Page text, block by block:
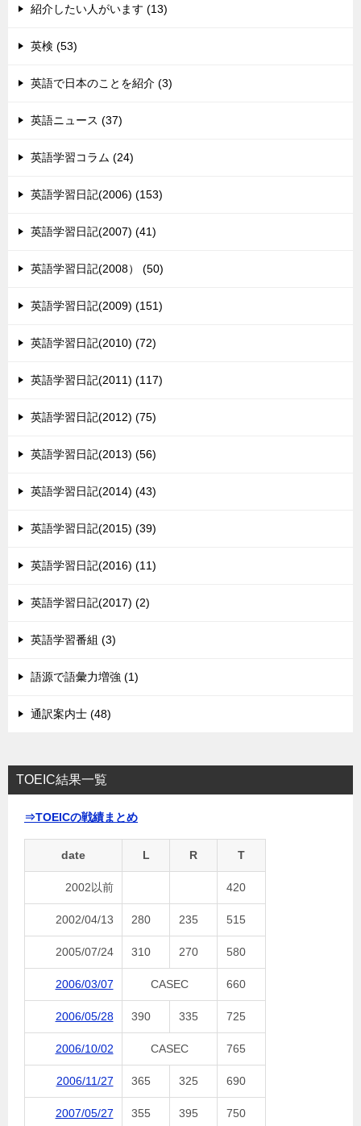
紹介したい人がいます (13)
英検 (53)
英語で日本のことを紹介 (3)
英語ニュース (37)
英語学習コラム (24)
英語学習日記(2006) (153)
英語学習日記(2007) (41)
英語学習日記(2008） (50)
英語学習日記(2009) (151)
英語学習日記(2010) (72)
英語学習日記(2011) (117)
英語学習日記(2012) (75)
英語学習日記(2013) (56)
英語学習日記(2014) (43)
英語学習日記(2015) (39)
英語学習日記(2016) (11)
英語学習日記(2017) (2)
英語学習番組 (3)
語源で語彙力増強 (1)
通訳案内士 (48)
TOEIC結果一覧
⇒TOEICの戦績まとめ
date L R T
2002以前 420
2002/04/13 280 235 515
2005/07/24 310 270 580
2006/03/07 CASEC 660
2006/05/28 390 335 725
2006/10/02 CASEC 765
2006/11/27 365 325 690
2007/05/27 355 395 750